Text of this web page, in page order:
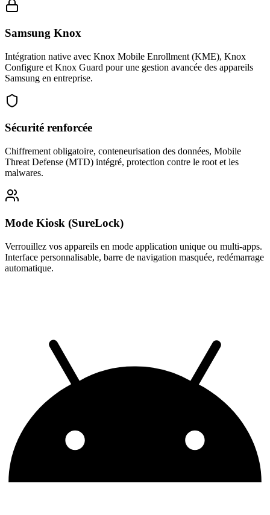
Samsung Knox
Intégration native avec Knox Mobile Enrollment (KME), Knox
Configure et Knox Guard pour une gestion avancée des appareils
Samsung en entreprise.
Sécurité renforcée
Chiffrement obligatoire, conteneurisation des données, Mobile
Threat Defense (MTD) intégré, protection contre le root et les
malwares.
Mode Kiosk (SureLock)
Verrouillez vos appareils en mode application unique ou multi-apps.
Interface personnalisable, barre de navigation masquée, redémarrage
automatique.